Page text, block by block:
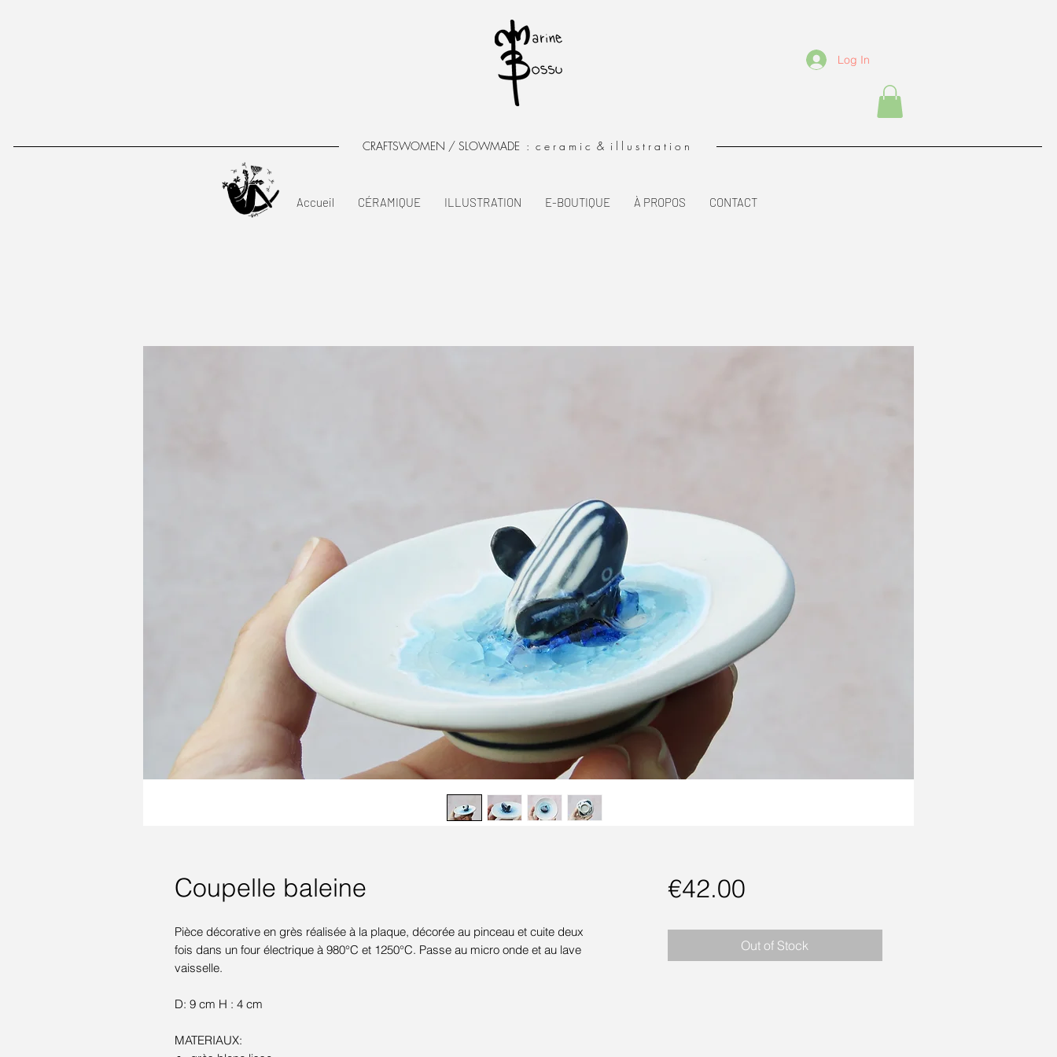
Log In
CRAFTSWOMEN / SLOWMADE : c e r a m i c & i l l u s t r a t i o n
Accueil CÉRAMIQUE ILLUSTRATION E-BOUTIQUE À PROPOS CONTACT
Coupelle baleine
Pièce décorative en grès réalisée à la plaque, décorée au pinceau et cuite deux
fois dans un four électrique à 980°C et 1250°C. Passe au micro onde et au lave
vaisselle.
D: 9 cm H : 4 cm
MATERIAUX:
€42.00Price
Out of Stock